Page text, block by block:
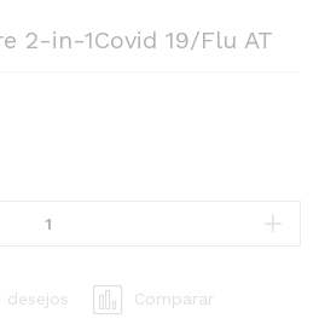
2-in-1Covid 19/Flu AT
desejos Comparar